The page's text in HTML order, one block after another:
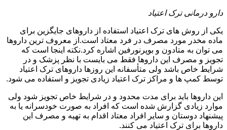
دارو درمانی ترک اعتیاد
یکی از روش های ترک اعتیاد استفاده از داروهای جایگزین برای
ماده مخدر مورد مصرف در فرد معتاد است.از معروف ترین داروها
می توان به متادون و بوپرنورفین اشاره کرد.نکته اینجا است که
تجویز و مصرف این داروها فقط می بایست با نظر پزشک و در
شرایط خاص باشد ولی متأسفانه این روزها داروهای ترک اعتیاد
توسط کمپ ها و مراکز ترک اعتیاد زیادی تجویز و استفاده می شود.
این داروها باید برای مدت محدود و در شرایط خاص تجویز شود ولی
موارد زیادی گزارش شده است که افراد به صورت خودسرانه یا به
پیشنهاد دوستان و سایر افراد معتاد اقدام به تهیه و مصرف این
داروها برای ترک اعتیاد می کنند.